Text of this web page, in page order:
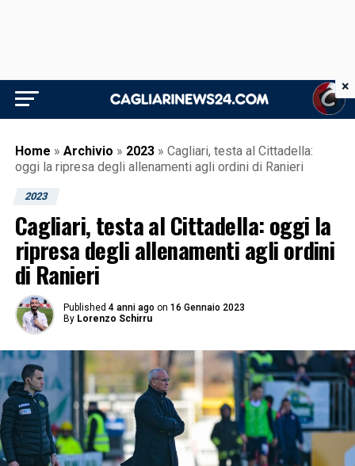
Home » Archivio » 2023 » Cagliari, testa al Cittadella:
oggi la ripresa degli allenamenti agli ordini di Ranieri
2023
Cagliari, testa al Cittadella: oggi la
ripresa degli allenamenti agli ordini
di Ranieri
Published 4 anni ago on 16 Gennaio 2023
By Lorenzo Schirru
×